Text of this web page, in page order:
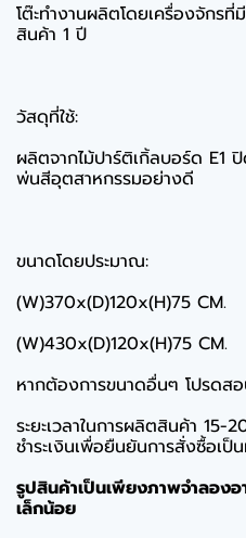
โต๊ะทำงานผลิตโดยเครื่องจักรที่
สินค้า 1 ปี
วัสดุที่ใช้:
ผลิตจากไม้ปาร์ติเกิ้ลบอร์ด E1
พ่นสีอุตสาหกรรมอย่างดี
ขนาดโดยประมาณ:
(W)370x(D)120x(H)75 CM.
(W)430x(D)120x(H)75 CM.
หากต้องการขนาดอื่นๆ โปรดส
ระยะเวลาในการผลิตสินค้า
ชำระเงินเพื่อยืนยันการสั่งซื้อเป็
รูปสินค้าเป็นเพียงภาพจำลอง
เล็กน้อย